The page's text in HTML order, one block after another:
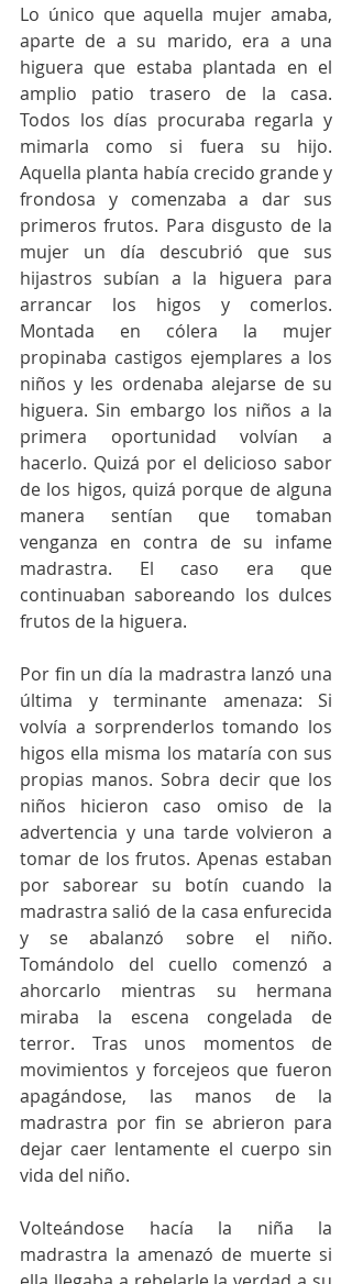
Lo único que aquella mujer amaba,
aparte de a su marido, era a una
higuera que estaba plantada en el
amplio patio trasero de la casa.
Todos los días procuraba regarla y
mimarla como si fuera su hijo.
Aquella planta había crecido grande y
frondosa y comenzaba a dar sus
primeros frutos. Para disgusto de la
mujer un día descubrió que sus
hijastros subían a la higuera para
arrancar los higos y comerlos.
Montada en cólera la mujer
propinaba castigos ejemplares a los
niños y les ordenaba alejarse de su
higuera. Sin embargo los niños a la
primera oportunidad volvían a
hacerlo. Quizá por el delicioso sabor
de los higos, quizá porque de alguna
manera sentían que tomaban
venganza en contra de su infame
madrastra. El caso era que
continuaban saboreando los dulces
frutos de la higuera.
Por fin un día la madrastra lanzó una
última y terminante amenaza: Si
volvía a sorprenderlos tomando los
higos ella misma los mataría con sus
propias manos. Sobra decir que los
niños hicieron caso omiso de la
advertencia y una tarde volvieron a
tomar de los frutos. Apenas estaban
por saborear su botín cuando la
madrastra salió de la casa enfurecida
y se abalanzó sobre el niño.
Tomándolo del cuello comenzó a
ahorcarlo mientras su hermana
miraba la escena congelada de
terror. Tras unos momentos de
movimientos y forcejeos que fueron
apagándose, las manos de la
madrastra por fin se abrieron para
dejar caer lentamente el cuerpo sin
vida del niño.
Volteándose hacía la niña la
madrastra la amenazó de muerte si